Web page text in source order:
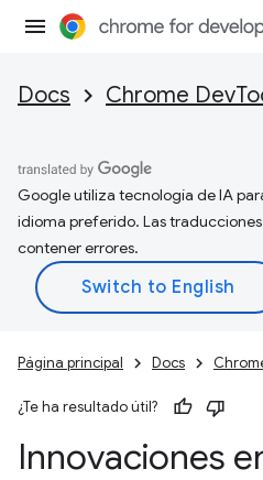
Docs Chrome
Google utiliza tecnología de IA
idioma preferido. Las
contener errores.
Página principal Docs
¿Te ha resultado útil?
Innovaciones